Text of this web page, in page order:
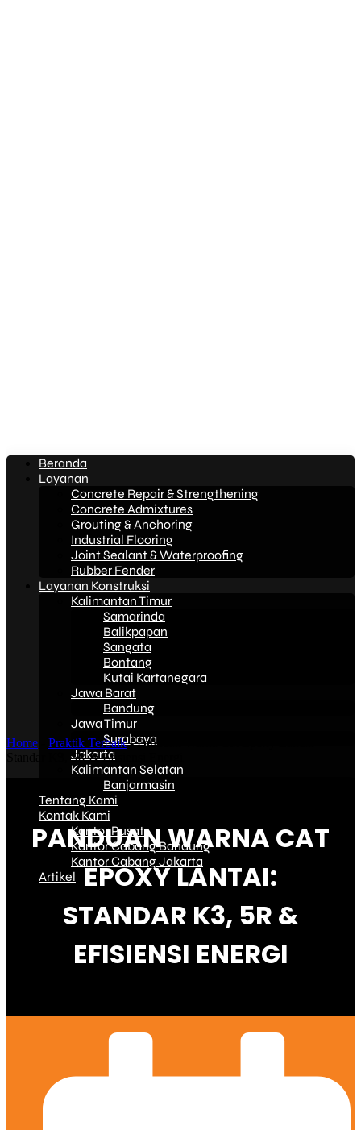
Beranda
Layanan
Concrete Repair & Strengthening
Concrete Admixtures
Grouting & Anchoring
Industrial Flooring
Joint Sealant & Waterproofing
Rubber Fender
Layanan Konstruksi
Kalimantan Timur
Samarinda
Balikpapan
Sangata
Bontang
Kutai Kartanegara
Jawa Barat
Bandung
Jawa Timur
Surabaya
Jakarta
Kalimantan Selatan
Banjarmasin
Tentang Kami
Kontak Kami
Kantor Pusat
Kantor Cabang Bandung
Kantor Cabang Jakarta
Artikel
Home Praktik Terbaik-Panduan Warna Cat Epoxy Lantai:
Standar K3, 5R & Efisiensi Energi
PANDUAN WARNA CAT
EPOXY LANTAI:
STANDAR K3, 5R &
EFISIENSI ENERGI